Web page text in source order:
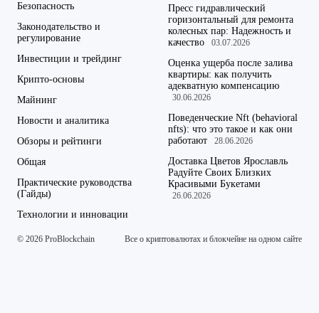
Безопасность
Законодательство и
регулирование
Инвестиции и трейдинг
Крипто-основы
Майнинг
Новости и аналитика
Обзоры и рейтинги
Общая
Практические руководства
(Гайды)
Технологии и инновации
Пресс гидравлический
горизонтальный для ремонта
колесных пар: Надежность и
качество
03.07.2026
Оценка ущерба после залива
квартиры: как получить
адекватную компенсацию
30.06.2026
Поведенческие Nft (behavioral
nfts): что это такое и как они
работают
28.06.2026
Доставка Цветов Ярославль
Радуйте Своих Близких
Красивыми Букетами
26.06.2026
© 2026 ProBlockchain Все о криптовалютах и блокчейне на одном сайте